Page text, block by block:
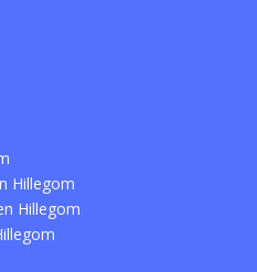
Hillegom
Hillegom